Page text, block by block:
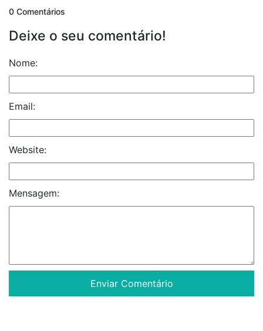
0 Comentários
Deixe o seu comentário!
Nome:
Email:
Website:
Mensagem: